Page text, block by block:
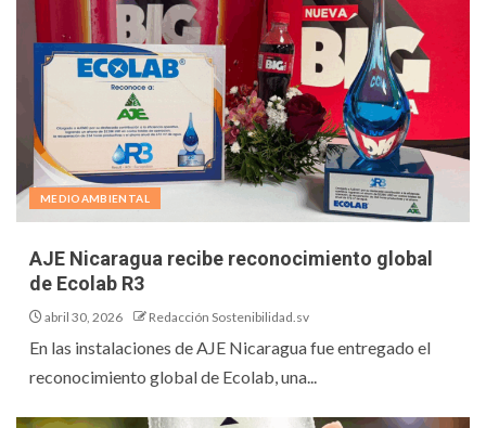
MEDIOAMBIENTAL
AJE Nicaragua recibe reconocimiento global
de Ecolab R3
abril 30, 2026 Redacción Sostenibilidad.sv
En las instalaciones de AJE Nicaragua fue entregado el
reconocimiento global de Ecolab, una...